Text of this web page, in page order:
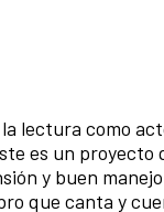
lectura como
es un
y buen
que canta y